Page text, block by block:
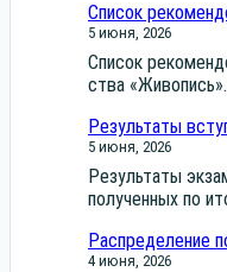
Список
5 июня, 2026
Спи­сок
ства
Результаты
5 июня, 2026
Резуль­та­ты
полу­чен­ных по
Распределение
4 июня, 2026